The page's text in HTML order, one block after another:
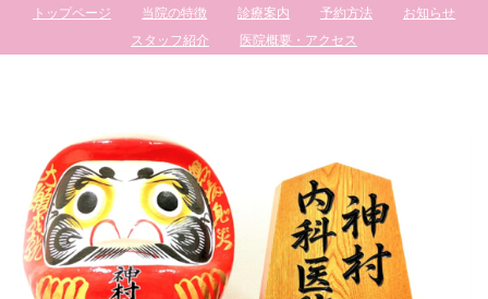
トップページ 当院の特徴 診療案内 予約方法
お知らせ
スタッフ紹介
医院概要・アクセス